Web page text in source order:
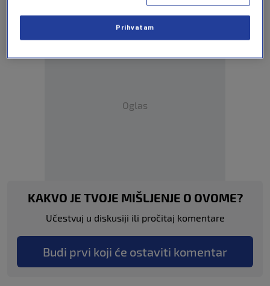
DEFENCE MINISTER GERMANY
Oglas
KAKVO JE TVOJE MIŠLJENJE O OVOME?
Učestvuj u diskusiji ili pročitaj komentare
Budi prvi koji će ostaviti komentar
Prihvatam